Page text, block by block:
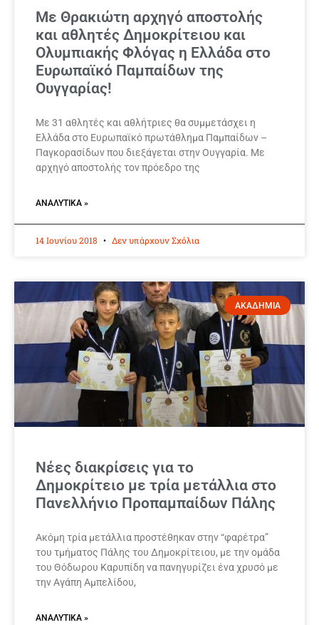
Με Θρακιώτη αρχηγό αποστολής
και αθλητές Δημοκρίτειου και
Ολυμπιακής Φλόγας η Ελλάδα στο
Ευρωπαϊκό Παμπαίδων της
Ουγγαρίας!
Με 31 αθλητές και αθλήτριες θα συμμετάσχει η
Ελλάδα στο Ευρωπαϊκό πρωτάθλημα Παμπαίδων –
Παγκορασίδων που διεξάγεται στην Ουγγαρία. Με
αρχηγό αποστολής τον πρόεδρο της
ΑΝΑΛΥΤΙΚΆ »
14 Ιουνίου 2018 Δεν υπάρχουν Σχόλια
ΑΚΑΔΗΜΙΑ
Νέες διακρίσεις για το
Δημοκρίτειο με τρία μετάλλια στο
Πανελλήνιο Προπαμπαίδων Πάλης
Ακόμη τρία μετάλλια προστέθηκαν στην “φαρέτρα”
του τμήματος Πάλης του Δημοκρίτειου, με την ομάδα
του Θόδωρου Καρυπίδη να πανηγυρίζει ένα χρυσό με
την Αγάπη Αμπελίδου,
ΑΝΑΛΥΤΙΚΆ »